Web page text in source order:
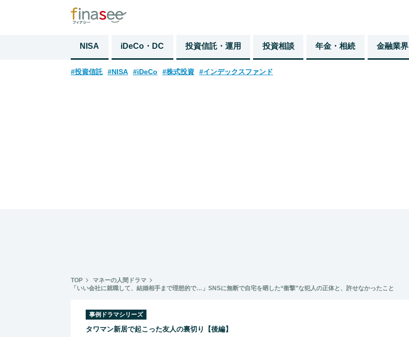
NISA iDeCo・DC 投資信託・運用 投資相談 年金・相続 金融業界
#投資信託 #NISA #iDeCo #株式投資 #インデックスファンド
TOP
マネーの人間ドラマ
「いい会社に就職して、結婚相手まで理想的で…」SNSに無断で自宅を晒した“衝撃”な犯人の正体と、許せなかったこと
事例ドラマシリーズ
タワマン新居で起こった友人の裏切り【後編】